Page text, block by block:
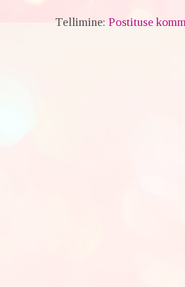
Tellimine:Postituse